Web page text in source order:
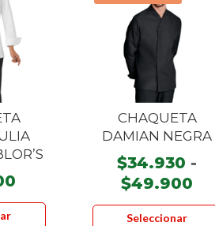
Este
CHAQUETA
DAMIAN NEGRA
$34.930 -
$49.900
de
Seleccionar